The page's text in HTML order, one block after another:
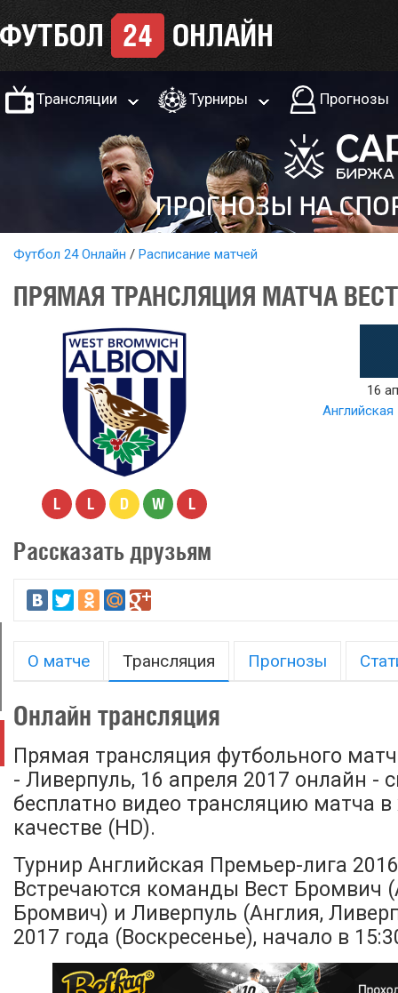
Трансляции Турниры Прогнозы
Футбол 24 Онлайн Расписание матчей
ПРЯМАЯ ТРАНСЛЯЦИЯ МАТЧА
L L D W L
16
Рассказать друзьям
О матче Трансляция Прогнозы
Онлайн трансляция
Прямая трансляция футбольного
- Ливерпуль, 16 апреля 2017 онлайн -
бесплатно видео трансляцию матча
качестве (HD).
Турнир Английская Премьер-лига
Встречаются команды Вест Бромвич
Бромвич) и Ливерпуль (Англия,
2017 года (Воскресенье), начало в